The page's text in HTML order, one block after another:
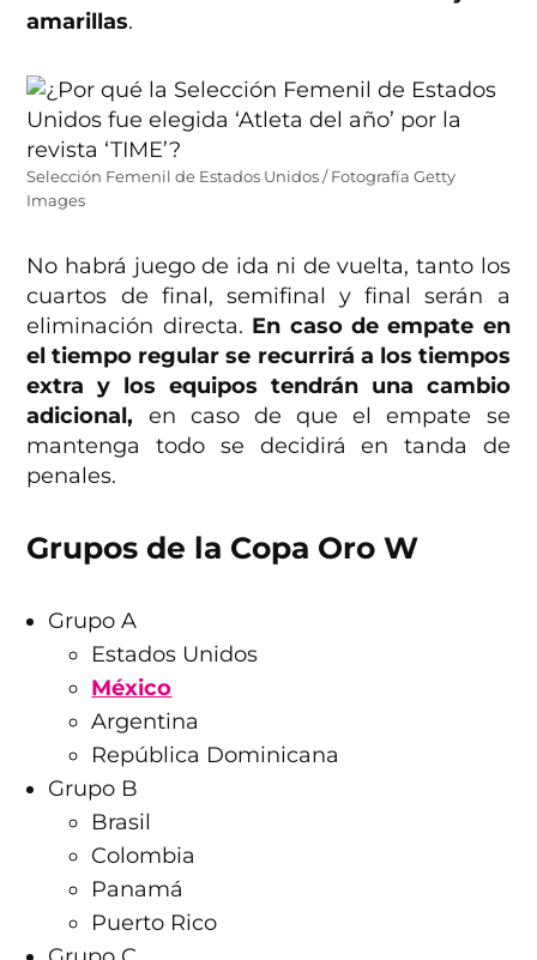
amarillas.
Selección Femenil de Estados Unidos / Fotografía Getty
Images
No habrá juego de ida ni de vuelta, tanto los
cuartos de final, semifinal y final serán a
eliminación directa. En caso de empate en
el tiempo regular se recurrirá a los tiempos
extra y los equipos tendrán una cambio
adicional, en caso de que el empate se
mantenga todo se decidirá en tanda de
penales.
Grupos de la Copa Oro W
Grupo A
Estados Unidos
México
Argentina
República Dominicana
Grupo B
Brasil
Colombia
Panamá
Puerto Rico